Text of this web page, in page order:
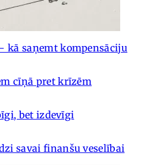
kā saņemt kompensāciju
cīņā pret krīzēm
bet izdevīgi
savai finanšu veselībai